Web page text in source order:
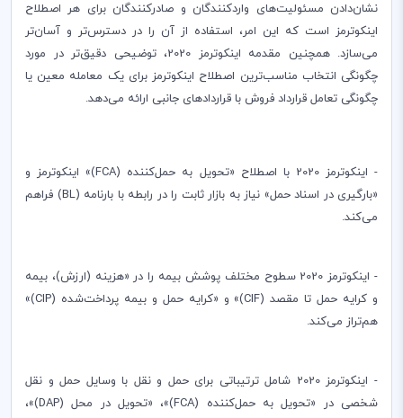
نشان‌دادن مسئولیت‌های واردکنندگان و صادرکنندگان برای هر اصطلاح
اینکوترمز است که این امر، استفاده از آن را در دسترس‌تر و آسان‌تر
می‌سازد. همچنین مقدمه اینکوترمز 2020، توضیحی دقیق‌تر در مورد
چگونگی انتخاب مناسب‌ترین اصطلاح اینکوترمز برای یک معامله معین یا
چگونگی تعامل قرارداد فروش با قراردادهای جانبی ارائه می‌دهد.
- اینکوترمز 2020 با اصطلاح «تحویل به حمل‌کننده ( FCA)» اینکوترمز و
«بارگیری در اسناد حمل» نیاز به بازار ثابت را در رابطه با بارنامه (BL) فراهم
می‌کند.
- اینکوترمز 2020 سطوح مختلف پوشش بیمه را در «هزینه (ارزش)، بیمه
و کرایه حمل تا مقصد (CIF)» و «کرایه حمل و بیمه پرداخت‌شده (CIP
)»
هم‌تراز می‌کند.
- اینکوترمز 2020 شامل ترتیباتی برای حمل و نقل با وسایل حمل و نقل
شخصی در «تحویل به حمل‌کننده (FCA)»، «تحویل در محل (DAP)»،